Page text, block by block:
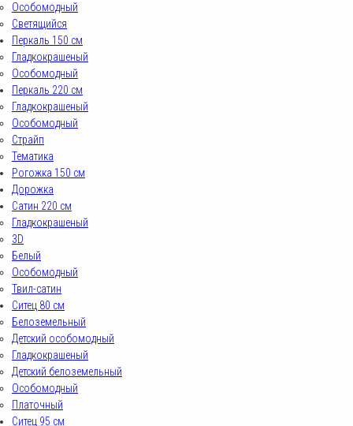
Особомодный
Светящийся
Перкаль 150 см
Гладкокрашеный
Особомодный
Перкаль 220 см
Гладкокрашеный
Особомодный
Страйп
Тематика
Рогожка 150 см
Дорожка
Сатин 220 см
Гладкокрашеный
3D
Белый
Особомодный
Твил-сатин
Ситец 80 см
Белоземельный
Детский особомодный
Гладкокрашеный
Детский белоземельный
Особомодный
Платочный
Ситец 95 см